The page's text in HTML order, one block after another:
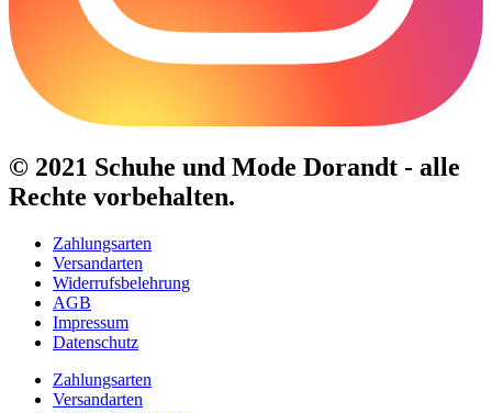
© 2021 Schuhe und Mode Dorandt - alle
Rechte vorbehalten.
Zahlungsarten
Versandarten
Widerrufsbelehrung
AGB
Impressum
Datenschutz
Zahlungsarten
Versandarten